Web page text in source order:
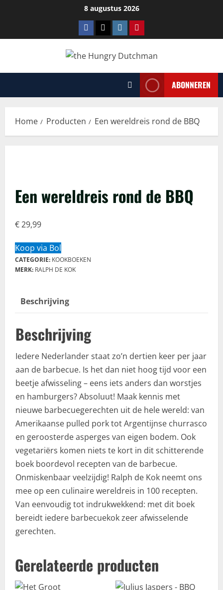
8 augustus 2026
Facebook
TiktokInstagramPinterest
ABONNEREN
Home Producten Een wereldreis rond de BBQ
Een wereldreis rond de BBQ
€29,99
Koop via Bol
CATEGORIE: KOOKBOEKEN
MERK: RALPH DE KOK
Beschrijving
Beschrijving
Iedere Nederlander staat zo’n dertien keer per jaar
aan de barbecue. Is het dan niet hoog tijd voor een
beetje afwisseling – eens iets anders dan worstjes
en hamburgers? Absoluut! Maak kennis met
nieuwe barbecuegerechten uit de hele wereld: van
Amerikaanse pulled pork tot Argentijnse churrasco
en geroosterde asperges van eigen bodem. Ook
vegetariërs komen niets te kort in dit schitterende
boek boordevol recepten van de barbecue.
Onmiskenbaar veelzijdig! Ralph de Kok neemt ons
mee op een culinaire wereldreis in 100 recepten.
Van eenvoudig tot indrukwekkend: met dit boek
bereidt iedere barbecuekok zeer afwisselende
gerechten.
Gerelateerde producten